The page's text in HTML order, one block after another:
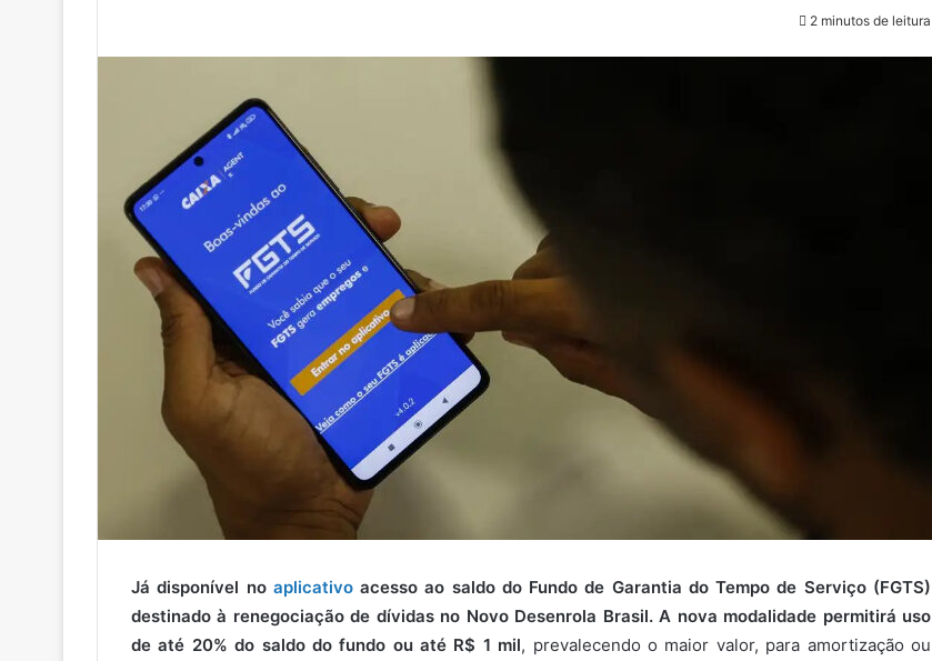
2 minutos de leitura
Já disponível no aplicativoacesso ao saldo do Fundo de Garantia do Tempo de Serviço (FGTS)
destinado à renegociação de dívidas no Novo Desenrola Brasil. A nova modalidade permitirá uso
de até 20% do saldo do fundo ou até R$ 1 mil, prevalecendo o maior valor, para amortização ou